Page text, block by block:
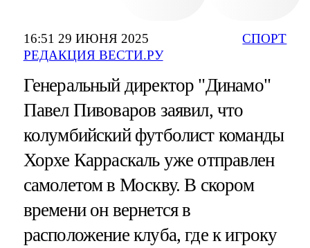
16:51 29 ИЮНЯ 2025
РЕДАКЦИЯ ВЕСТИ.РУ
СПОРТ
Генеральный директор "Динамо"
Павел Пивоваров заявил, что
колумбийский футболист команды
Хорхе Карраскаль уже отправлен
самолетом в Москву. В скором
времени он вернется в
расположение клуба, где к игроку